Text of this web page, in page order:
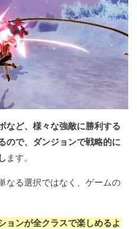
など、様々な強敵に勝利する
ので、ダンジョンで戦略的に
ます。
なる選択ではなく、ゲームの
ョンが全クラスで楽しめるよ